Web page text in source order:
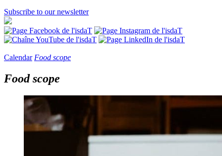
Subscribe to our newsletter
Calendar Food scope
Food scope